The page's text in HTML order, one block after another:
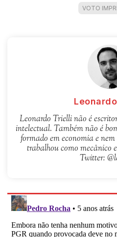
VOTO
Leonardo Trielli não é
intelectual. Também não é
formado em economia e
trabalhou como mecânico
Twitter: